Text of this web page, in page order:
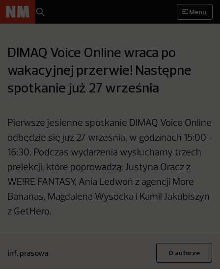
Menu
DIMAQ Voice Online wraca po
wakacyjnej przerwie! Następne
spotkanie już 27 września
Pierwsze jesienne spotkanie DIMAQ Voice Online
odbędzie się już 27 września, w godzinach 15:00 -
16:30. Podczas wydarzenia wysłuchamy trzech
prelekcji, które poprowadzą: Justyna Oracz z
WE!RE FANTASY, Ania Ledwoń z agencji More
Bananas, Magdalena Wysocka i Kamil Jakubiszyn
z GetHero.
inf. prasowa O autorze